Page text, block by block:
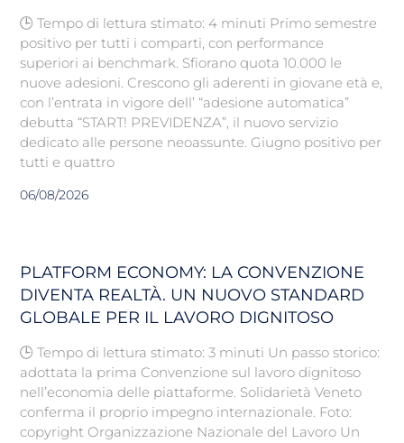
🕒 Tempo di lettura stimato: 4 minuti Primo semestre
positivo per tutti i comparti, con performance
superiori ai benchmark. Sfiorano quota 10.000 le
nuove adesioni. Crescono gli aderenti in giovane età e,
con l’entrata in vigore dell’ “adesione automatica”
debutta “START! PREVIDENZA”, il nuovo servizio
dedicato alle persone neoassunte. Giugno positivo per
tutti e quattro
06/08/2026
PLATFORM ECONOMY: LA CONVENZIONE
DIVENTA REALTÀ. UN NUOVO STANDARD
GLOBALE PER IL LAVORO DIGNITOSO
🕒 Tempo di lettura stimato: 3 minuti Un passo storico:
adottata la prima Convenzione sul lavoro dignitoso
nell’economia delle piattaforme. Solidarietà Veneto
conferma il proprio impegno internazionale. Foto:
copyright Organizzazione Nazionale del Lavoro Un